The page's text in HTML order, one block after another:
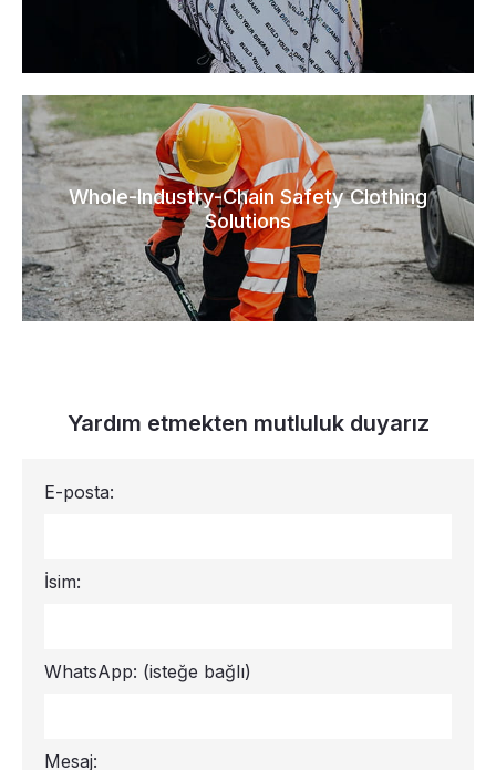
Whole-Industry-Chain Safety Clothing
Solutions
Yardım etmekten mutluluk duyarız
E-posta:
İsim:
WhatsApp: (isteğe bağlı)
Mesaj: